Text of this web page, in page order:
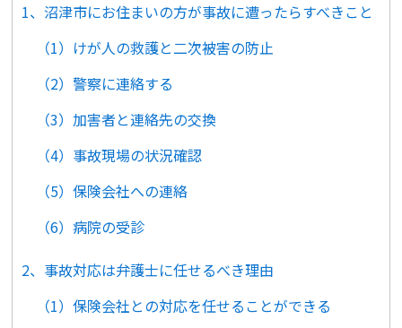
1、沼津市にお住まいの方が事故に遭ったらすべきこと
（1）けが人の救護と二次被害の防止
（2）警察に連絡する
（3）加害者と連絡先の交換
（4）事故現場の状況確認
（5）保険会社への連絡
（6）病院の受診
2、事故対応は弁護士に任せるべき理由
（1）保険会社との対応を任せることができる